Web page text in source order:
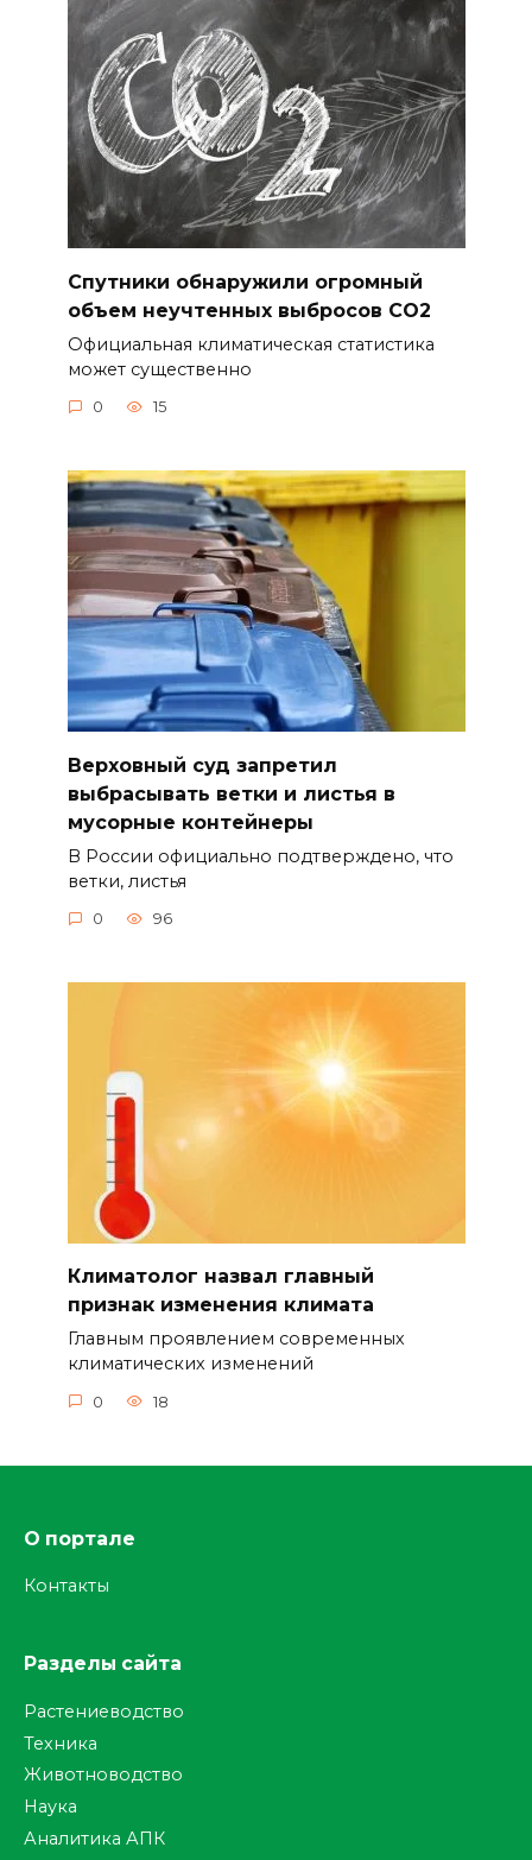
Спутники обнаружили огромный
объем неучтенных выбросов CO2
Официальная климатическая статистика
может существенно
0 15
Верховный суд запретил
выбрасывать ветки и листья в
мусорные контейнеры
В России официально подтверждено, что
ветки, листья
0 96
Климатолог назвал главный
признак изменения климата
Главным проявлением современных
климатических изменений
0 18
О портале
Контакты
Разделы сайта
Растениеводство
Техника
Животноводство
Наука
Аналитика АПК